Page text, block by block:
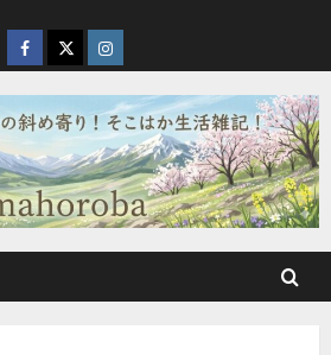
facebook
X Instagram